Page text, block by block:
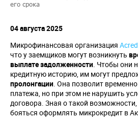
навигации
его срока
04 августа 2025
Микрофинансовая организация
что у заемщиков могут возникнуть
выплате задолженности. Чтобы они
кредитную историю, им могут
пролонгации. Она позволит
платежа, но при этом не нарушить
договора. Зная о такой
бояться оформлять микрокредит в